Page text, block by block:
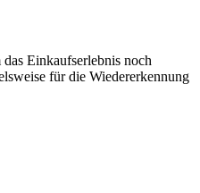
Einkaufserlebnis noch
für die Wiedererkennung